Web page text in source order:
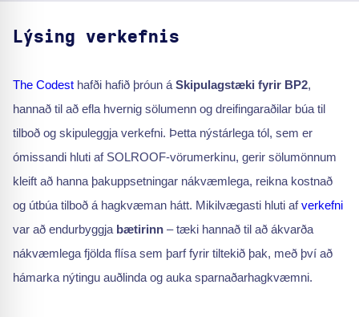
Lýsing verkefnis
The Codest hafði hafið þróun á Skipulagstæki fyrir BP2,
hannað til að efla hvernig sölumenn og dreifingaraðilar búa til
tilboð og skipuleggja verkefni. Þetta nýstárlega tól, sem er
ómissandi hluti af SOLROOF-vörumerkinu, gerir sölumönnum
kleift að hanna þakuppsetningar nákvæmlega, reikna kostnað
og útbúa tilboð á hagkvæman hátt. Mikilvægasti hluti afverkefni
var að endurbyggja bætirinn – tæki hannað til að ákvarða
nákvæmlega fjölda flísa sem þarf fyrir tiltekið þak, með því að
hámarka nýtingu auðlinda og auka sparnaðarhagkvæmni.